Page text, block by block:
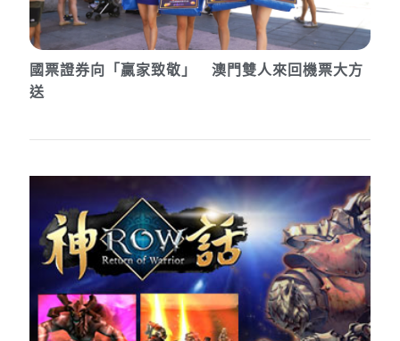
國票證券向「贏家致敬」 澳門雙人來回機票大方
送